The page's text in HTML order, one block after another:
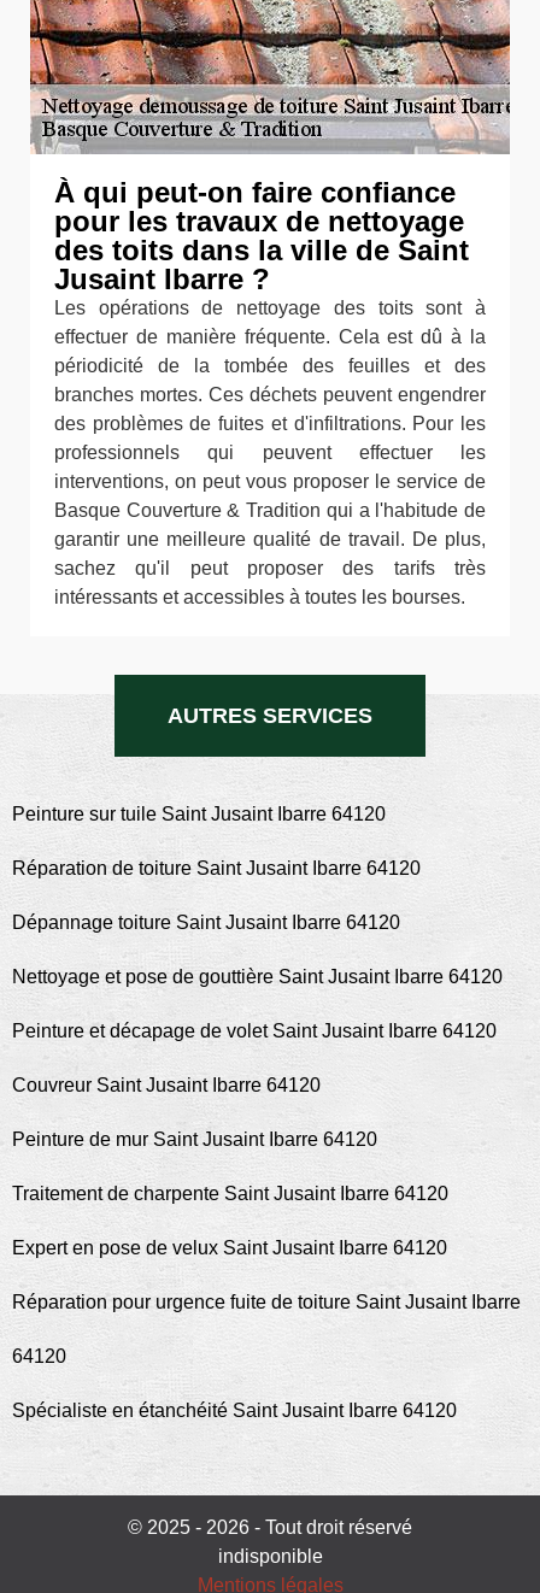
À qui peut-on faire confiance
pour les travaux de nettoyage
des toits dans la ville de Saint
Jusaint Ibarre ?
Les opérations de nettoyage des toits sont à
effectuer de manière fréquente. Cela est dû à la
périodicité de la tombée des feuilles et des
branches mortes. Ces déchets peuvent engendrer
des problèmes de fuites et d'infiltrations. Pour les
professionnels qui peuvent effectuer les
interventions, on peut vous proposer le service de
Basque Couverture & Tradition qui a l'habitude de
garantir une meilleure qualité de travail. De plus,
sachez qu'il peut proposer des tarifs très
intéressants et accessibles à toutes les bourses.
AUTRES SERVICES
Peinture sur tuile Saint Jusaint Ibarre 64120
Réparation de toiture Saint Jusaint Ibarre 64120
Dépannage toiture Saint Jusaint Ibarre 64120
Nettoyage et pose de gouttière Saint Jusaint Ibarre 64120
Peinture et décapage de volet Saint Jusaint Ibarre 64120
Couvreur Saint Jusaint Ibarre 64120
Peinture de mur Saint Jusaint Ibarre 64120
Traitement de charpente Saint Jusaint Ibarre 64120
Expert en pose de velux Saint Jusaint Ibarre 64120
Réparation pour urgence fuite de toiture Saint Jusaint Ibarre
64120
Spécialiste en étanchéité Saint Jusaint Ibarre 64120
© 2025 - 2026 - Tout droit réservé
indisponible
Mentions légales